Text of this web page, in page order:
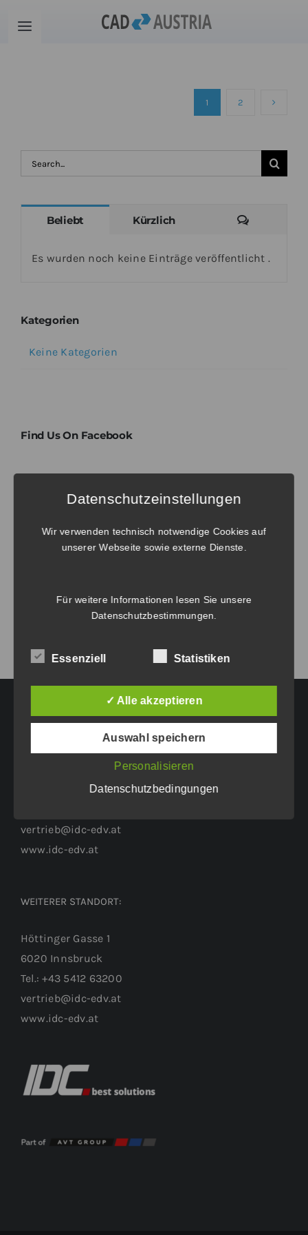
InhaltToggle
Download
1 2
Suche
nach:
Beliebt Kürzlich
Es wurden noch keine Einträge veröffentlicht .
Kategorien
Keine Kategorien
Find Us On Facebook
No tags to display. Try to select another
HAUPTGESCHÄFTSSITZ:
vertrieb@idc-edv.at
www.idc-edv.at
WEITERER STANDORT:
Höttinger Gasse 1
6020 Innsbruck
Tel.: +43 5412 63200
vertrieb@idc-edv.at
www.idc-edv.at
Datenschutzeinstellungen
Wir verwenden technisch notwendige Cookies auf
unserer Webseite sowie externe Dienste.
Für weitere Informationen lesen Sie unsere
Datenschutzbestimmungen
Essenziell Statistiken
✓ Alle akzeptieren
Auswahl speichern
Personalisieren
Datenschutzbedingungen